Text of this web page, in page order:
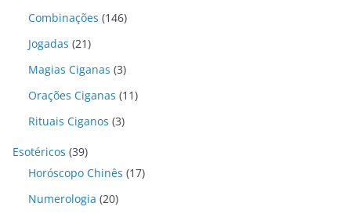
Combinações (146)
Jogadas (21)
Magias Ciganas (3)
Orações Ciganas (11)
Rituais Ciganos (3)
Esotéricos (39)
Horóscopo Chinês (17)
Numerologia (20)